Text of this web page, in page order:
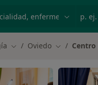
Cambiar de ciudad
Oviedo Cambiar de
Centro